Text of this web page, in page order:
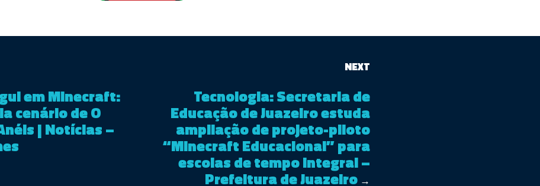
em Minecraft:
cenário de O
| Notícias –
NEXT
Tecnologia: Secretaria de
Educação de Juazeiro estuda
ampliação de projeto-piloto
“Minecraft Educacional” para
escolas de tempo integral –
Prefeitura de Juazeiro →